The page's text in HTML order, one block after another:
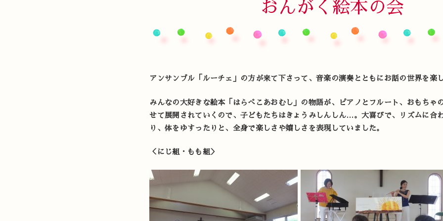
おんがく絵本の会
アンサンブル「ルーチェ」の方が来て下さって、音楽の演奏とともにお話の世界を楽
みんなの大好きな絵本「はらぺこあおむし」の物語が、ピアノとフルート、おもちゃ
せて展開されていくので、子どもたちはきょうみしんしん…。大喜びで、リズムに合
り、体をゆすったりと、全身で楽しさや嬉しさを表現していました。
＜にじ組・もも組＞